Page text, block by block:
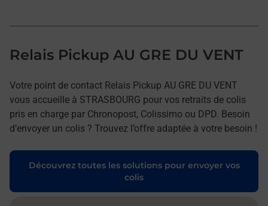
Relais Pickup AU GRE DU VENT
Votre point de contact Relais Pickup AU GRE DU VENT
vous accueille à STRASBOURG pour vos retraits de colis
pris en charge par Chronopost, Colissimo ou DPD. Besoin
d’envoyer un colis ? Trouvez l’offre adaptée à votre besoin !
Découvrez toutes les solutions pour envoyer vos
colis